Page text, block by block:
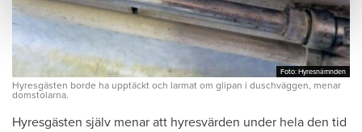
Foto: Hyresnämnden
Foto: Hyresnämnden
Hyresgästen borde ha upptäckt och larmat om glipan i duschväggen, menar
domstolarna.
Hyresgästen själv menar att hyresvärden under hela den tid